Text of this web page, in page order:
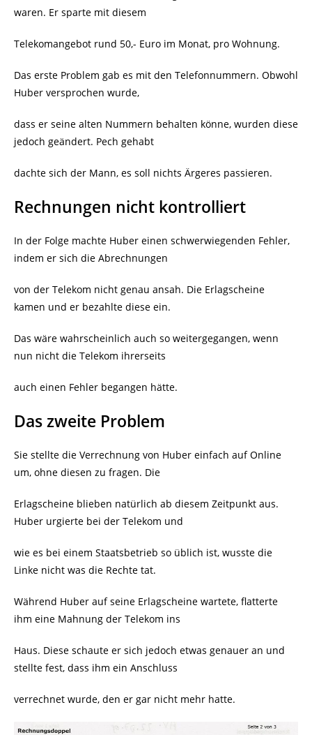
waren. Er sparte mit diesem
Telekomangebot rund 50,- Euro im Monat, pro Wohnung.
Das erste Problem gab es mit den Telefonnummern. Obwohl
Huber versprochen wurde,
dass er seine alten Nummern behalten könne, wurden diese
jedoch geändert. Pech gehabt
dachte sich der Mann, es soll nichts Ärgeres passieren.
Rechnungen nicht kontrolliert
In der Folge machte Huber einen schwerwiegenden Fehler,
indem er sich die Abrechnungen
von der Telekom nicht genau ansah. Die Erlagscheine
kamen und er bezahlte diese ein.
Das wäre wahrscheinlich auch so weitergegangen, wenn
nun nicht die Telekom ihrerseits
auch einen Fehler begangen hätte.
Das zweite Problem
Sie stellte die Verrechnung von Huber einfach auf Online
um, ohne diesen zu fragen. Die
Erlagscheine blieben natürlich ab diesem Zeitpunkt aus.
Huber urgierte bei der Telekom und
wie es bei einem Staatsbetrieb so üblich ist, wusste die
Linke nicht was die Rechte tat.
Während Huber auf seine Erlagscheine wartete, flatterte
ihm eine Mahnung der Telekom ins
Haus. Diese schaute er sich jedoch etwas genauer an und
stellte fest, dass ihm ein Anschluss
verrechnet wurde, den er gar nicht mehr hatte.